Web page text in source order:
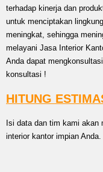
terhadap kinerja dan
untuk menciptakan
meningkat, sehingga
melayani Jasa Interior
Anda dapat
konsultasi !
HITUNG
Isi data dan tim kami
interior kantor impian Anda.